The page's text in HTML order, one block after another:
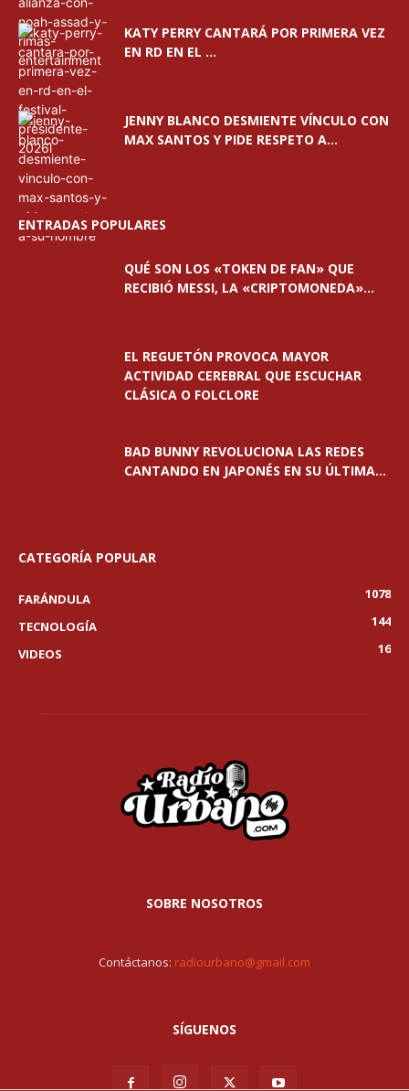
KATY PERRY CANTARÁ POR PRIMERA VEZ
EN RD EN EL ...
JENNY BLANCO DESMIENTE VÍNCULO CON
MAX SANTOS Y PIDE RESPETO A...
ENTRADAS POPULARES
QUÉ SON LOS «TOKEN DE FAN» QUE
RECIBIÓ MESSI, LA «CRIPTOMONEDA»...
EL REGUETÓN PROVOCA MAYOR
ACTIVIDAD CEREBRAL QUE ESCUCHAR
CLÁSICA O FOLCLORE
BAD BUNNY REVOLUCIONA LAS REDES
CANTANDO EN JAPONÉS EN SU ÚLTIMA...
CATEGORÍA POPULAR
FARÁNDULA
1078
TECNOLOGÍA
144
VIDEOS
16
SOBRE NOSOTROS
Contáctanos: radiourbano@gmail.com
SÍGUENOS